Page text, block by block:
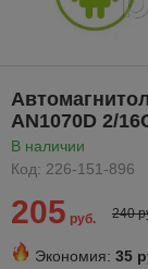
AN1070D 2/
В наличии
Код: 226-151-896
205 руб. 240
Экономия: 35